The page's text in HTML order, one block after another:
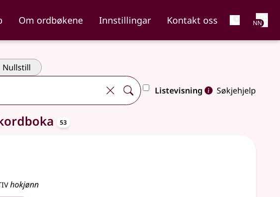
Om ordbøkene Innstillingar Kontakt oss NN
Nullstill
Listevisning
Søkjehjelp
53 oppslagsord
hokjønn